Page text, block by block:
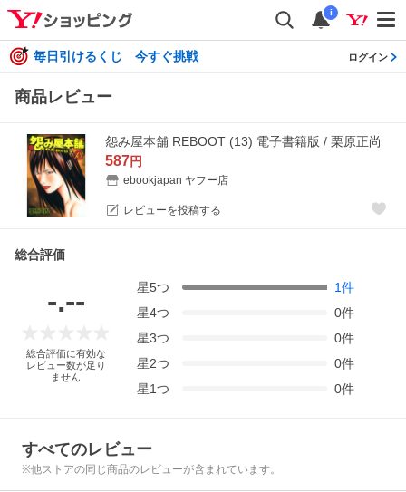
i
毎日引けるくじ 今すぐ挑戦 ログイン
商品レビュー
怨み屋本舗 REBOOT (13) 電子書籍版 / 栗原正尚
587円
ebookjapan ヤフー店
レビューを投稿する
総合評価
-.--
総合評価に有効な
レビュー数が足り
ません
星5つ 1件
星4つ 0件
星3つ 0件
星2つ 0件
星1つ 0件
すべてのレビュー
※他ストアの同じ商品のレビューが含まれています。